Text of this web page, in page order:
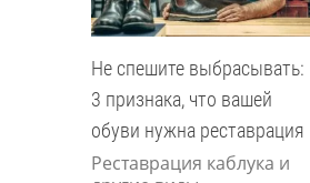
Не спешите выбрасывать:
3 признака, что вашей
обуви нужна реставрация
Реставрация каблука и